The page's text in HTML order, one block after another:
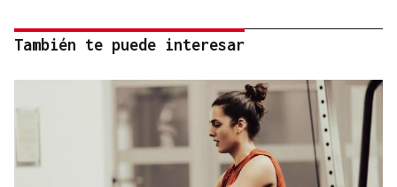
También te puede interesar